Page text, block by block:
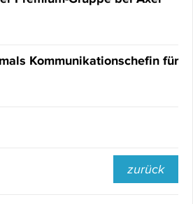
Kommunikationschefin für
zurück